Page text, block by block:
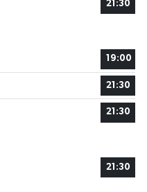
21:30
19:00
21:30
21:30
21:30